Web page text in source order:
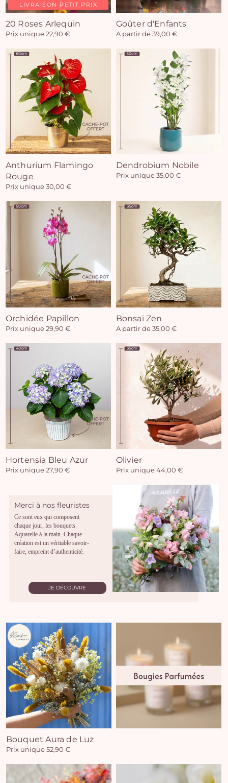
LIVRAISON PETIT PRIX
20 Roses Arlequin
Prix unique 22,90 €
Goûter d'Enfants
A partir de 39,00 €
Anthurium Flamingo
Rouge
Prix unique 30,00 €
Dendrobium Nobile
Prix unique 35,00 €
Orchidée Papillon
Prix unique 29,90 €
Bonsaï Zen
A partir de 35,00 €
Hortensia Bleu Azur
Prix unique 27,90 €
Olivier
Prix unique 44,00 €
Merci à nos fleuristes
Ce sont eux qui composent
chaque jour, les bouquets
Aquarelle à la main. Chaque
création est un véritable savoir-
faire, empreint d’authenticité.
JE DÉCOUVRE
Bouquet Aura de Luz
Prix unique 52,90 €